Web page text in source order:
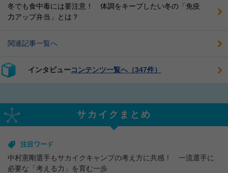
冬でも食中毒には要注意！ 体調をキープしたい冬の「免疫
力アップ弁当」とは？
関連記事一覧へ
インタビューコンテンツ一覧へ（347件）
サカイクまとめ
注目ワード
中村憲剛選手もサカイクキャンプの考え方に共感！ 一流選手に
必要な「考える力」を育む一歩